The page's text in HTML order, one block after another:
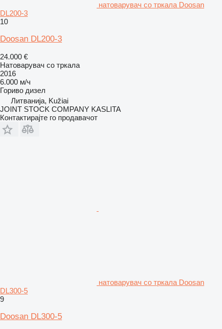
натоварувач со тркала Doosan
DL200-3
10
Doosan DL200-3
24.000 €
Натоварувач со тркала
2016
6.000 м/ч
Гориво дизел
Литванија, Kužiai
JOINT STOCK COMPANY KASLITA
Контактирајте го продавачот
натоварувач со тркала Doosan
DL300-5
9
Doosan DL300-5